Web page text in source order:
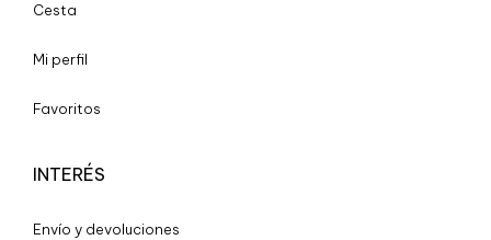
Cesta
Mi perfil
Favoritos
INTERÉS
Envío y devoluciones